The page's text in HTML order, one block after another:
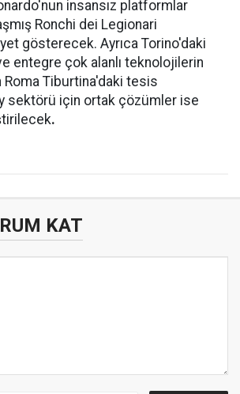
insansız platformlar
Ronchi dei Legionari
gösterecek. Ayrıca Torino'daki
entegre çok alanlı teknolojilerin
Tiburtina'daki tesis
sektörü için ortak çözümler ise
.
KAT